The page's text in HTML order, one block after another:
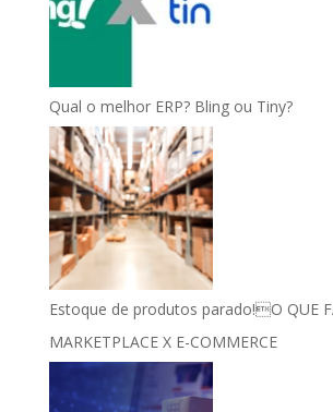
Qual o melhor ERP? Bling ou Tiny?
Estoque de produtos parado!O QUE
MARKETPLACE X E-COMMERCE